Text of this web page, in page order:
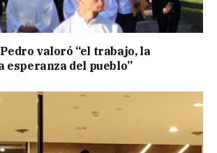
valoró “el trabajo, la
esperanza del pueblo”